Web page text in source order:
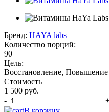
Бренд: HAYA labs
Количество порций:
90
Цель:
Восстановление,
Стоимость
1 500 руб.
-